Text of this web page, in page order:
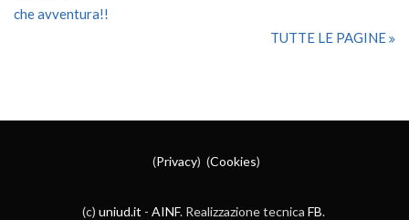
che avventura!!
TUTTE LE PAGINE
(Privacy) (Cookies)
(c) uniud.it - AINF. Realizzazione tecnica FB.